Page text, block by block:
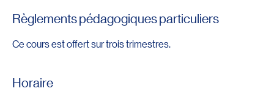
Règlements pédagogiques particuliers
Ce cours est offert sur trois trimestres.
Horaire